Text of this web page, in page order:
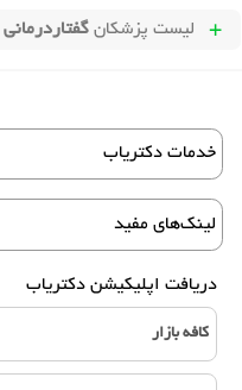
لیست پزشکان گفتاردرمانی
خدمات دکتریاب
لینک‌های مفید
دریافت اپلیکیشن دکتریاب
کافه بازار